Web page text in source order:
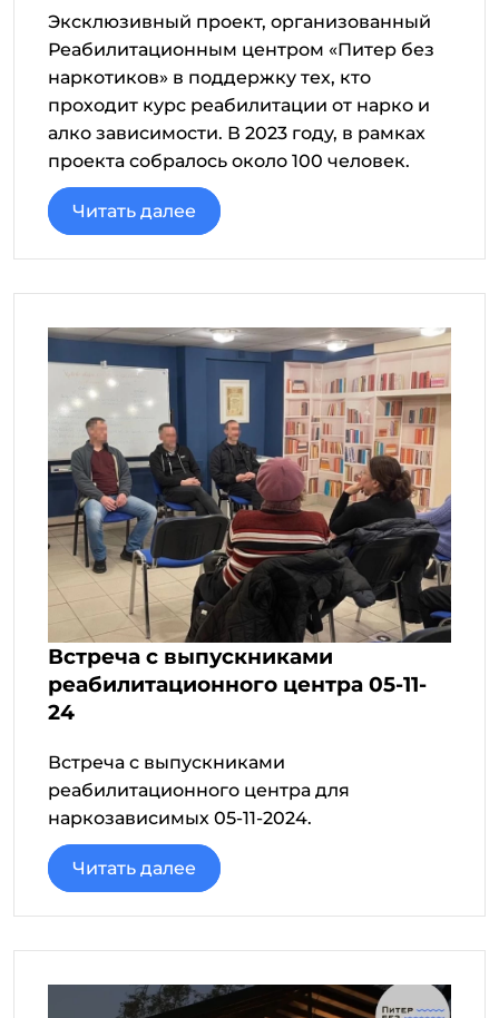
Эксклюзивный проект, организованный
Реабилитационным центром «Питер без
наркотиков» в поддержку тех, кто
проходит курс реабилитации от нарко и
алко зависимости. В 2023 году, в рамках
проекта собралось около 100 человек.
Читать далее
Встреча с выпускниками
реабилитационного центра 05-11-
24
Встреча с выпускниками
реабилитационного центра для
наркозависимых 05-11-2024.
Читать далее